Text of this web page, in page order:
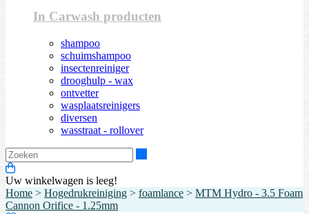
In Carwash producten
shampoo
schuimshampoo
insectenreiniger
drooghulp - wax
ontvetter
wasplaatsreinigers
diversen
wasstraat - rollover
Uw winkelwagen is leeg!
Home > Hogedrukreiniging > foamlance > MTM Hydro - 3.5 Foam
Cannon Orifice - 1.25mm